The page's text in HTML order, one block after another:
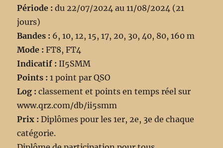
Période : du 22/07/2024 au 11/08/2024 (21
jours)
Bandes : 6, 10, 12, 15, 17, 20, 30, 40, 80, 160 m
Mode : FT8, FT4
Indicatif : II5SMM
Points : 1 point par QSO
Log : classement et points en temps réel sur
www.qrz.com/db/ii5smm
Prix : Diplômes pour les 1er, 2e, 3e de chaque
catégorie.